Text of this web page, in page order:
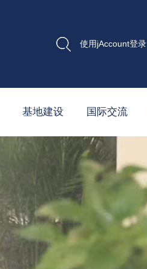
使用jAccount登录
基地建设 国际交流